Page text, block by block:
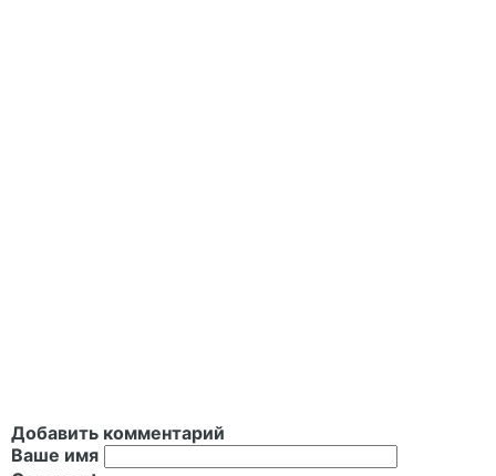
Добавить комментарий
Ваше имя